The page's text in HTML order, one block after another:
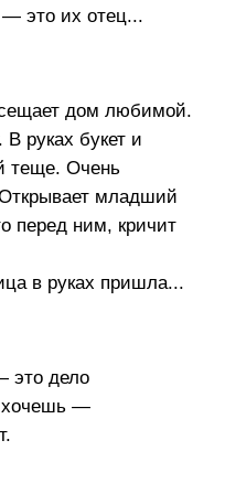
это их отец...
дом любимой.
руках букет и
теще. Очень
младший
перед ним, кричит
в руках пришла...
это дело
хочешь —